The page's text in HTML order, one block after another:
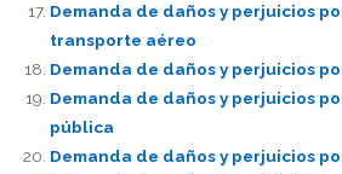
Demanda de daños y perjuicios
transporte aéreo
Demanda de daños y perjuicios
Demanda de daños y perjuicios
pública
Demanda de daños y perjuicios